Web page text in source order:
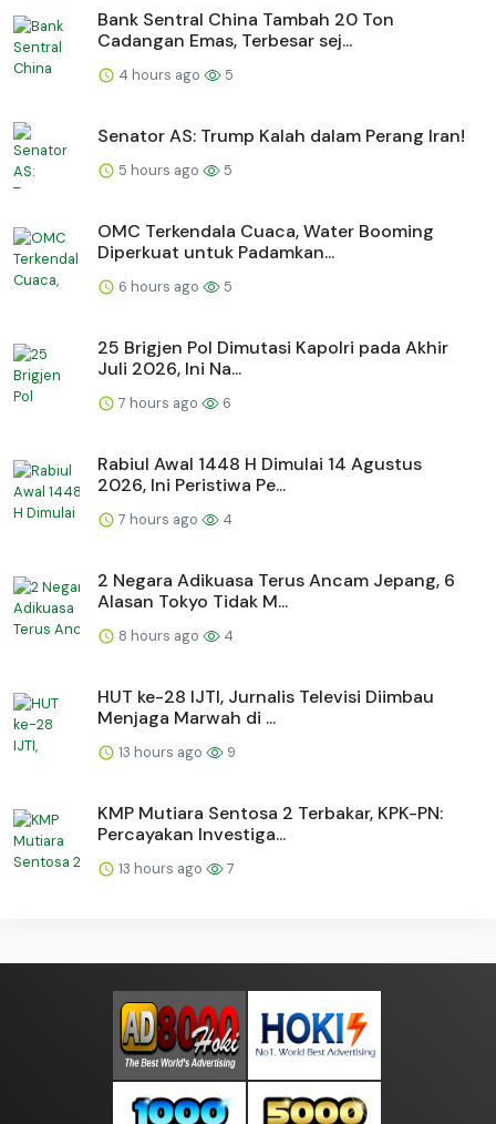
Bank Sentral China Tambah 20 Ton
Cadangan Emas, Terbesar sej...
4 hours ago 5
Senator AS: Trump Kalah dalam Perang Iran!
5 hours ago 5
OMC Terkendala Cuaca, Water Booming
Diperkuat untuk Padamkan...
6 hours ago 5
25 Brigjen Pol Dimutasi Kapolri pada Akhir
Juli 2026, Ini Na...
7 hours ago 6
Rabiul Awal 1448 H Dimulai 14 Agustus
2026, Ini Peristiwa Pe...
7 hours ago 4
2 Negara Adikuasa Terus Ancam Jepang, 6
Alasan Tokyo Tidak M...
8 hours ago 4
HUT ke-28 IJTI, Jurnalis Televisi Diimbau
Menjaga Marwah di ...
13 hours ago 9
KMP Mutiara Sentosa 2 Terbakar, KPK-PN:
Percayakan Investiga...
13 hours ago 7